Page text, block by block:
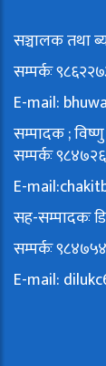
सञ्चालक तथा
सम्पर्कः
E-mail:
सम्पादक ;
सम्पर्कः
E-mail:
सह-सम्पादकः
सम्पर्कः
E-mail: